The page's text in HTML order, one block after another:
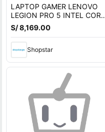
LAPTOP GAMER LENOVO
LEGION PRO 5 INTEL CORE
i9 5060 8GB FreeDOOS
S/ 8,169.00
Shopstar